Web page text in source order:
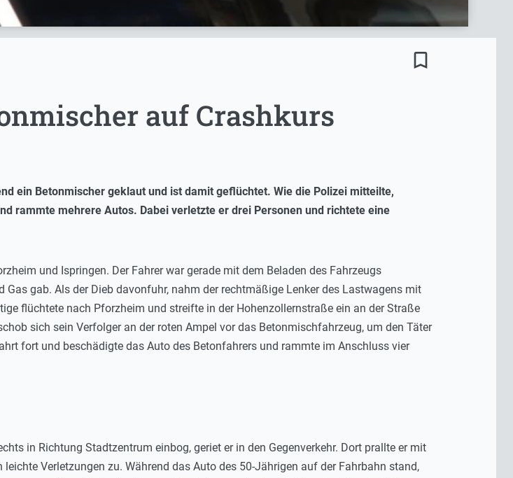
bookmark_border
auf Crashkurs
ein Betonmischer geklaut und ist damit geflüchtet. Wie die Polizei mitteilte,
rammte mehrere Autos. Dabei verletzte er drei Personen und richtete eine
und Ispringen. Der Fahrer war gerade mit dem Beladen des Fahrzeugs
gab. Als der Dieb davonfuhr, nahm der rechtmäßige Lenker des Lastwagens mit
flüchtete nach Pforzheim und streifte in der Hohenzollernstraße ein an der Straße
sich sein Verfolger an der roten Ampel vor das Betonmischfahrzeug, um den Täter
fort und beschädigte das Auto des Betonfahrers und rammte im Anschluss vier
in Richtung Stadtzentrum einbog, geriet er in den Gegenverkehr. Dort prallte er mit
Verletzungen zu. Während das Auto des 50-Jährigen auf der Fahrbahn stand,